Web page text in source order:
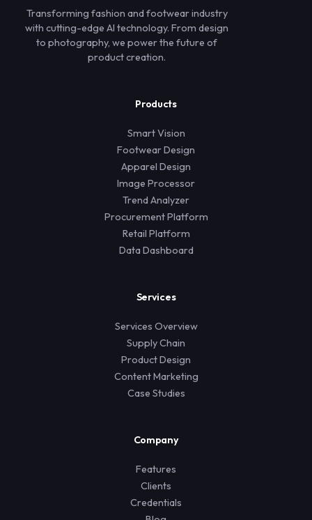
Transforming fashion and footwear industry
with cutting-edge AI technology. From design
to photography, we power the future of
product creation.
Products
Smart Vision
Footwear Design
Apparel Design
Image Processor
Trend Analyzer
Procurement Platform
Retail Platform
Data Dashboard
Services
Services Overview
Supply Chain
Product Design
Content Marketing
Case Studies
Company
Features
Clients
Credentials